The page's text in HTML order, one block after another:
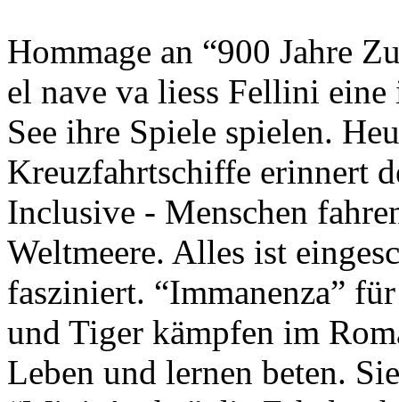
Hommage an “900 Jahre
el nave va liess Fellini
See ihre Spiele spielen.
Kreuzfahrtschiffe erinnert
Inclusive - Menschen
Weltmeere. Alles ist
fasziniert. “Immanenza”
und Tiger kämpfen im
Leben und lernen beten.